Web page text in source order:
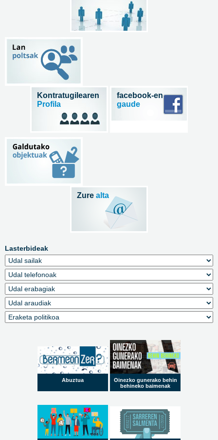
Lasterbideak
Abuztua
Oinezko gunerako behin
behineko baimenak
Kontratugilearen
Profila
facebook-en
gaude
Zure alta